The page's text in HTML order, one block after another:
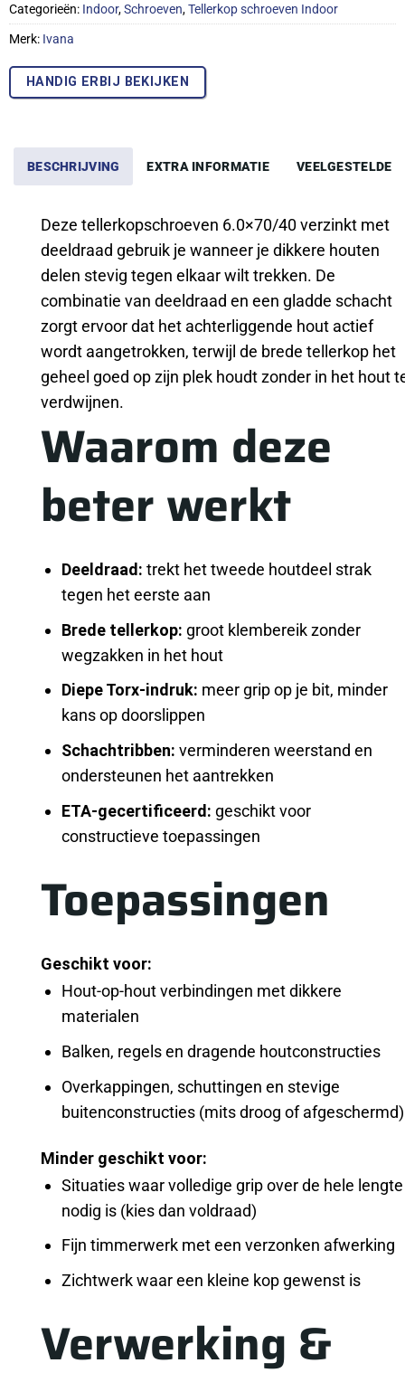
Categorieën: Indoor,Schroeven,Tellerkop schroeven Indoor
Merk: Ivana
HANDIG ERBIJ BEKIJKEN
BESCHRIJVING EXTRA INFORMATIE VEELGESTELDE
Deze tellerkopschroeven 6.0×70/40 verzinkt met
deeldraad gebruik je wanneer je dikkere houten
delen stevig tegen elkaar wilt trekken. De
combinatie van deeldraad en een gladde schacht
zorgt ervoor dat het achterliggende hout actief
wordt aangetrokken, terwijl de brede tellerkop het
geheel goed op zijn plek houdt zonder in het hout
verdwijnen.
Waarom deze
beter werkt
Deeldraad: trekt het tweede houtdeel strak
tegen het eerste aan
Brede tellerkop: groot klembereik zonder
wegzakken in het hout
Diepe Torx-indruk: meer grip op je bit, minder
kans op doorslippen
Schachtribben: verminderen weerstand en
ondersteunen het aantrekken
ETA-gecertificeerd: geschikt voor
constructieve toepassingen
Toepassingen
Geschikt voor:
Hout-op-hout verbindingen met dikkere
materialen
Balken, regels en dragende houtconstructies
Overkappingen, schuttingen en stevige
buitenconstructies (mits droog of afgeschermd)
Minder geschikt voor:
Situaties waar volledige grip over de hele lengte
nodig is (kies dan voldraad)
Fijn timmerwerk met een verzonken afwerking
Zichtwerk waar een kleine kop gewenst is
Verwerking &